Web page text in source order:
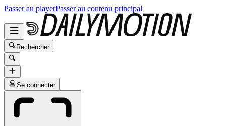
Passer au playerPasser au contenu principal
Rechercher
Se connecter